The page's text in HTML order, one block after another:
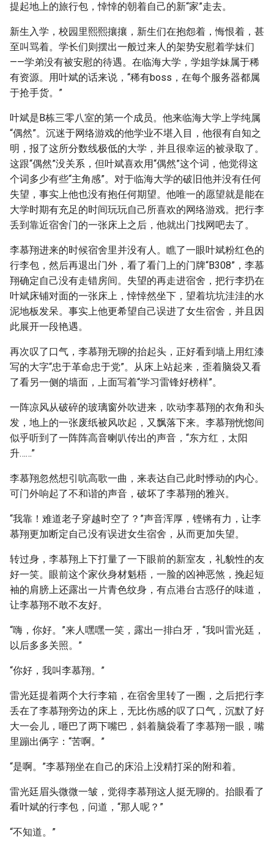
提起地上的旅行包，悻悻的朝着自己的新“家”走去。
新生入学，校园里熙熙攘攘，新生们在抱怨着，悔恨着，甚
至叫骂着。学长们则摆出一般过来人的架势安慰着学妹们
——学弟没有被安慰的待遇。在临海大学，学姐学妹属于稀
有资源。用叶斌的话来说，“稀有boss，在每个服务器都属
于抢手货。”
叶斌是B栋三零八室的第一个成员。他来临海大学上学纯属
“偶然”。沉迷于网络游戏的他学业不堪入目，他很有自知之
明，报了这所分数线极低的大学，并且很幸运的被录取了。
这跟“偶然”没关系，但叶斌喜欢用“偶然”这个词，他觉得这
个词多少有些“主角感”。对于临海大学的破旧他并没有任何
失望，事实上他也没有抱任何期望。他唯一的愿望就是能在
大学时期有充足的时间玩玩自己所喜欢的网络游戏。把行李
丢到靠近宿舍门的一张床上之后，他就出门找网吧去了。
李慕翔进来的时候宿舍里并没有人。瞧了一眼叶斌粉红色的
行李包，然后再退出门外，看了看门上的门牌“B308”，李慕
翔确定自己没有走错房间。失望的再走进宿舍，把行李扔在
叶斌床铺对面的一张床上，悻悻然坐下，望着坑坑洼洼的水
泥地板发呆。事实上他更希望自己误进了女生宿舍，并且因
此展开一段艳遇。
再次叹了口气，李慕翔无聊的抬起头，正好看到墙上用红漆
写的大字“忠于革命忠于党”。从床上站起来，歪着脑袋又看
了看另一侧的墙面，上面写着“学习雷锋好榜样”。
一阵凉风从破碎的玻璃窗外吹进来，吹动李慕翔的衣角和头
发，地上的一张废纸被风吹起，又飘落下来。李慕翔恍惚间
似乎听到了一阵阵高音喇叭传出的声音，“东方红，太阳
升……”
李慕翔忽然想引吭高歌一曲，来表达自己此时悸动的内心。
可门外响起了不和谐的声音，破坏了李慕翔的雅兴。
“我靠！难道老子穿越时空了？”声音浑厚，铿锵有力，让李
慕翔更加断定自己没有误进女生宿舍，从而更加失望。
转过身，李慕翔上下打量了一下眼前的新室友，礼貌性的友
好一笑。眼前这个家伙身材魁梧，一脸的凶神恶煞，挽起短
袖的肩膀上还露出一片青色纹身，有点港台古惑仔的味道，
让李慕翔不敢不友好。
“嗨，你好。”来人嘿嘿一笑，露出一排白牙，“我叫雷光廷，
以后多多关照。”
“你好，我叫李慕翔。”
雷光廷提着两个大行李箱，在宿舍里转了一圈，之后把行李
丢在了李慕翔旁边的床上，无比伤感的叹了口气，沉默了好
大一会儿，咂巴了两下嘴巴，斜着脑袋看了李慕翔一眼，嘴
里蹦出俩字：“苦啊。”
“是啊。”李慕翔坐在自己的床沿上没精打采的附和着。
雷光廷眉头微微一皱，觉得李慕翔这人挺无聊的。抬眼看了
看叶斌的行李包，问道，“那人呢？”
“不知道。”